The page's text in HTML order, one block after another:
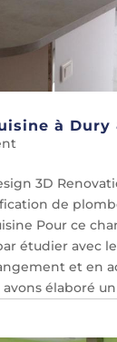
à Dury
3D
de
Pour ce
étudier avec
et en
élaboré